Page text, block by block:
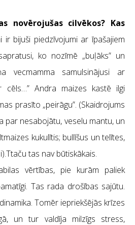
novērojušas cilvēkos? Kas
ir bijuši piedzīvojumi ar īpašajiem
ko nozīmē „buļāks” un
vecmamma samulsinājusi ar
cēls…” Andra maizes kastē ilgi
prasīto „peirāgu”. (Skaidrojums
par nesabojātu, veselu mantu, un
kukulītis; bullīšus un telītes,
tas nav būtiskākais.
vērtības, pie kurām paliek
Tas rada drošības sajūtu.
Tomēr iepriekšējās krīzes
un tur valdīja milzīgs stress,